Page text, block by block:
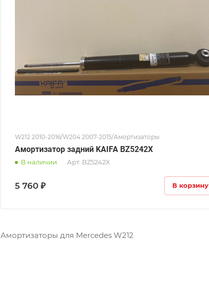
W212 2010-2016/W204 2007-2015/Амортизаторы
Амортизатор задний KAIFA BZ5242X
В наличии Арт. BZ5242X
5 760 ₽ В корзину
Амортизаторы для Mercedes W212